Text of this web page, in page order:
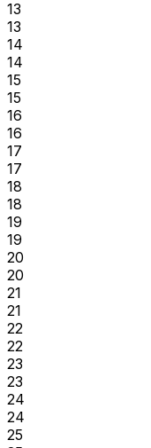
13
13
14
14
15
15
16
16
17
17
18
18
19
19
20
20
21
21
22
22
23
23
24
24
25